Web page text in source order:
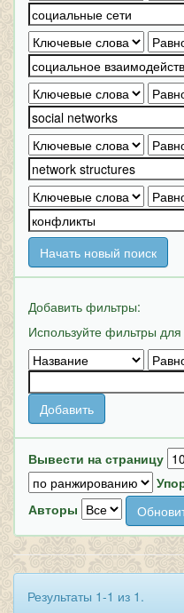
Начать новый поиск
Добавить фильтры:
Используйте фильтры для
Вывести на страницу
Авторы
Результаты 1-1 из 1.